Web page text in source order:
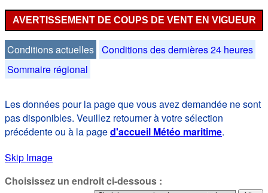
AVERTISSEMENT DE COUPS DE VENT EN VIGUEUR
Conditions actuelles Conditions des dernières 24 heures
Sommaire régional
Les données pour la page que vous avez demandée ne sont
pas disponibles. Veuillez retourner à votre sélection
précédente ou à la paged'accueil Météo maritime.
Skip Image
Choisissez un endroit ci-dessous :